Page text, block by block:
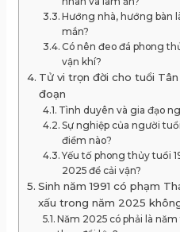
Hướng nhà, hướng bàn
mắn?
Có nên đeo đá phong
vận khí?
Tử vi trọn đời cho tuổi
đoạn
Tình duyên và gia đạo
Sự nghiệp của người
điểm nào?
Yếu tố phong thủy tuổi
2025 để cải vận?
Sinh năm 1991 có phạm
xấu trong năm 2025
Năm 2025 có phải là